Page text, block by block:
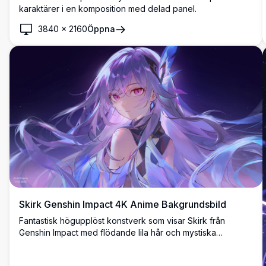
karaktärer i en komposition med delad panel.
3840 × 2160Öppna
Skirk Genshin Impact 4K Anime Bakgrundsbild
Fantastisk högupplöst konstverk som visar Skirk från
Genshin Impact med flödande lila hår och mystiska